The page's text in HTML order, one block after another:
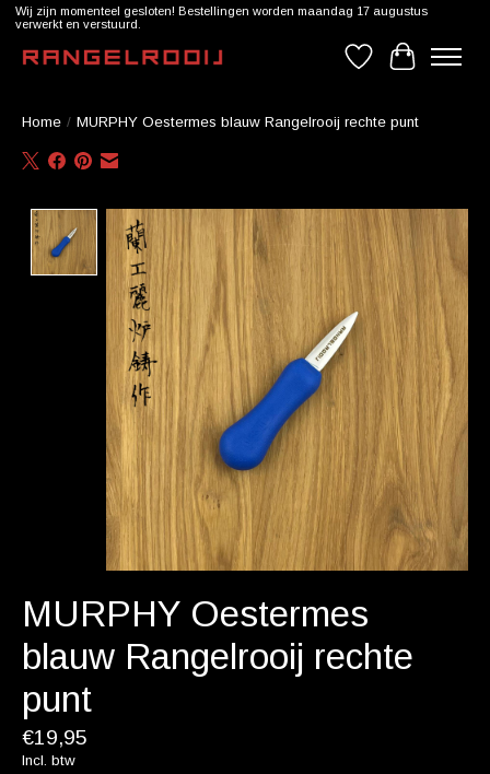
Wij zijn momenteel gesloten! Bestellingen worden maandag 17 augustus
verwerkt en verstuurd.
Verlanglijst
Home / MURPHY Oestermes blauw Rangelrooij rechte punt
Product image slideshow Items
MURPHY Oestermes
blauw Rangelrooij rechte
punt
€19,95
Incl. btw